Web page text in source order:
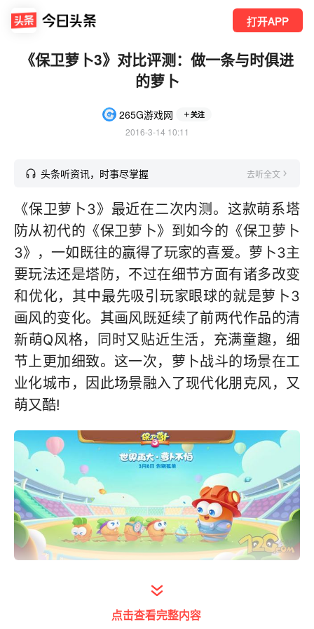
打开APP
《保卫萝卜3》对比评测：做一条与时俱进
的萝卜
265G游戏网 关注
2016-3-14 10:11
头条听资讯，时事尽掌握 去听全文
《保卫萝卜3》最近在二次内测。这款萌系塔
防从初代的《保卫萝卜》到如今的《保卫萝卜
3》，一如既往的赢得了玩家的喜爱。萝卜3主
要玩法还是塔防，不过在细节方面有诸多改变
和优化，其中最先吸引玩家眼球的就是萝卜3
画风的变化。其画风既延续了前两代作品的清
新萌Q风格，同时又贴近生活，充满童趣，细
节上更加细致。这一次，萝卜战斗的场景在工
业化城市，因此场景融入了现代化朋克风，又
萌又酷!
《保卫萝卜3》的背景变成了房子林立街道，
点击查看完整内容